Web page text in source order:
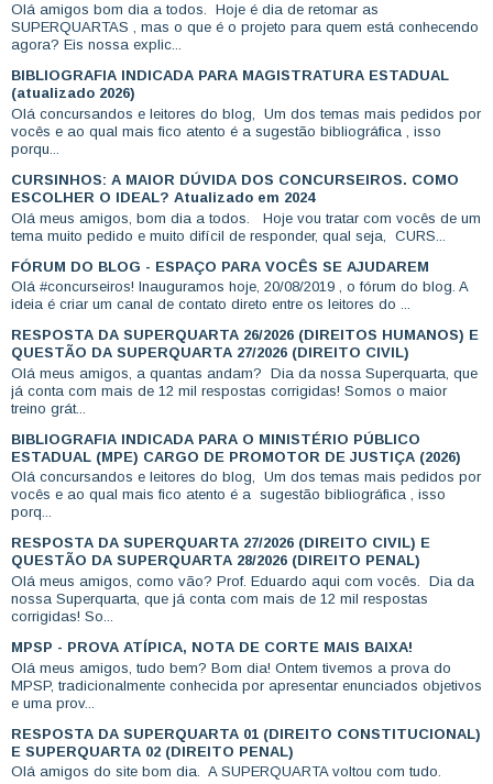
Olá amigos bom dia a todos. Hoje é dia de retomar as
SUPERQUARTAS , mas o que é o projeto para quem está conhecendo
agora? Eis nossa explic...
BIBLIOGRAFIA INDICADA PARA MAGISTRATURA ESTADUAL
(atualizado 2026)
Olá concursandos e leitores do blog, Um dos temas mais pedidos por
vocês e ao qual mais fico atento é a sugestão bibliográfica , isso
porqu...
CURSINHOS: A MAIOR DÚVIDA DOS CONCURSEIROS. COMO
ESCOLHER O IDEAL? Atualizado em 2024
Olá meus amigos, bom dia a todos. Hoje vou tratar com vocês de um
tema muito pedido e muito difícil de responder, qual seja, CURS...
FÓRUM DO BLOG - ESPAÇO PARA VOCÊS SE AJUDAREM
Olá #concurseiros! Inauguramos hoje, 20/08/2019 , o fórum do blog. A
ideia é criar um canal de contato direto entre os leitores do ...
RESPOSTA DA SUPERQUARTA 26/2026 (DIREITOS HUMANOS) E
QUESTÃO DA SUPERQUARTA 27/2026 (DIREITO CIVIL)
Olá meus amigos, a quantas andam? Dia da nossa Superquarta, que
já conta com mais de 12 mil respostas corrigidas! Somos o maior
treino grát...
BIBLIOGRAFIA INDICADA PARA O MINISTÉRIO PÚBLICO
ESTADUAL (MPE) CARGO DE PROMOTOR DE JUSTIÇA (2026)
Olá concursandos e leitores do blog, Um dos temas mais pedidos por
vocês e ao qual mais fico atento é a sugestão bibliográfica , isso
porq...
RESPOSTA DA SUPERQUARTA 27/2026 (DIREITO CIVIL) E
QUESTÃO DA SUPERQUARTA 28/2026 (DIREITO PENAL)
Olá meus amigos, como vão? Prof. Eduardo aqui com vocês. Dia da
nossa Superquarta, que já conta com mais de 12 mil respostas
corrigidas! So...
MPSP - PROVA ATÍPICA, NOTA DE CORTE MAIS BAIXA!
Olá meus amigos, tudo bem? Bom dia! Ontem tivemos a prova do
MPSP, tradicionalmente conhecida por apresentar enunciados objetivos
e uma prov...
RESPOSTA DA SUPERQUARTA 01 (DIREITO CONSTITUCIONAL)
E SUPERQUARTA 02 (DIREITO PENAL)
Olá amigos do site bom dia. A SUPERQUARTA voltou com tudo.